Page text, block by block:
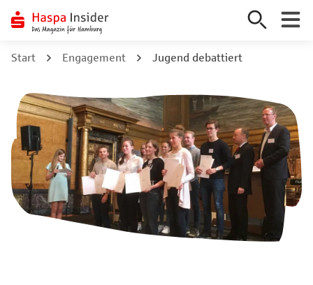
Inhalt
Start Engagement Jugend debattiert